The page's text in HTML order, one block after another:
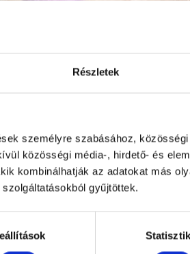
Részletek
személyre szabásához,
közösségi média-, hirdető- és
kombinálhatják az adatokat más
gyűjtöttek.
előnyei is
amely mentális
emellett a családi
vendégül láthatja